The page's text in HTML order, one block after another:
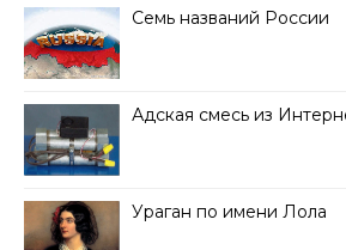
Семь названий России
Адская смесь из
Ураган по имени Лола